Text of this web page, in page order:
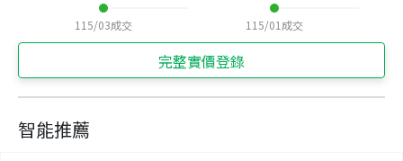
115/03成交 115/01 成交
完整實價登錄
智能推薦